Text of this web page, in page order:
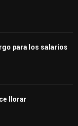
para los salarios
llorar